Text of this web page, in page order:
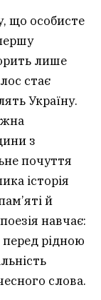
що особисте
лише
стає
Україну.
з
почуття
історія
й
навчає:
рідною
слова.